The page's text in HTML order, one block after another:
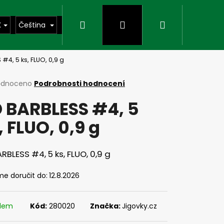
Čeština Hledat PřihlášeníNákupní
#4, 5 ks, FLUO, 0,9 g
Podrobnosti hodnocení
BARBLESS #4, 5
FLUO, 0,9 g
#4, 5 ks, FLUO, 0,9 g
doručit do: 12.8.2026
Kód: 280020 Značka:Jigovky.cz
Následující